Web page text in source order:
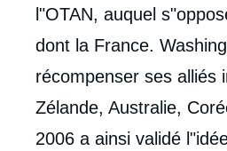
l"OTAN, auquel
dont la France.
récompenser ses alliés
Zélande, Australie,
2006 a ainsi validé